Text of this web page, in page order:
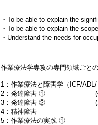
・To be able to explain the
・To be able to explain the
・Understand the needs for
作業療法学専攻の専門領域ごと
1：作業療法と障害学（ICF/
2：発達障害 ① (
3：発達障害 ② (五
4：精神障
5：作業療法の実践 ①